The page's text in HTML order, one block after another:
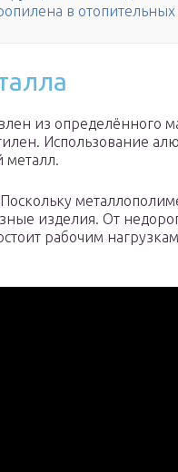
в отопительных
из определённого
Использование
металл.
изделия. От
рабочим